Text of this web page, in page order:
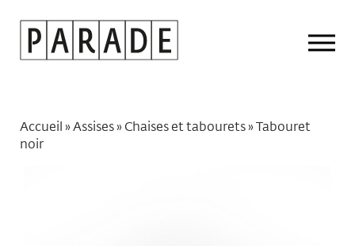
Accueil »Assises»Chaises et tabourets»Tabouret
noir